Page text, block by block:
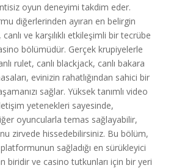
oyun deneyimi takdim eder.
diğerlerinden ayıran en belirgin
ve karşılıklı etkileşimli bir tecrübe
bölümüdür. Gerçek krupiyelerle
rulet, canlı blackjack, canlı bakara
evinizin rahatlığından sahici bir
sağlar. Yüksek tanımlı video
yetenekleri sayesinde,
oyuncularla temas sağlayabilir,
zirvede hissedebilirsiniz. Bu bölüm,
sağladığı en sürükleyici
biridir ve casino tutkunları için bir yeri